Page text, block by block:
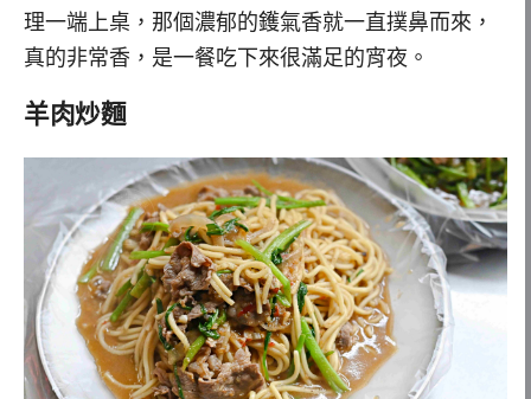
理一端上桌，那個濃郁的鑊氣香就一直撲鼻而來，
真的非常香，是一餐吃下來很滿足的宵夜。
羊肉炒麵